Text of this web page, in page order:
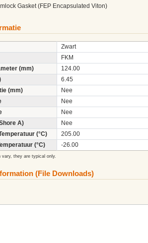
Gasket (FEP Encapsulated Viton)
Zwart
FKM
(mm)
124.00
6.45
(mm)
Nee
Nee
Nee
A)
Nee
(°C)
205.00
(°C)
-26.00
vary, they are typical only.
(File Downloads)